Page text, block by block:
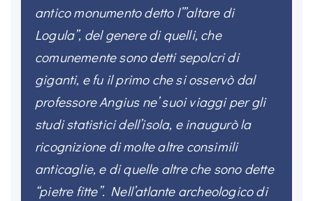
antico monumento detto l’”altare di
Logula”, del genere di quelli, che
comunemente sono detti sepolcri di
giganti, e fu il primo che si osservò dal
professore Angius ne’ suoi viaggi per gli
studi statistici dell’isola, e inaugurò la
ricognizione di molte altre consimili
anticaglie, e di quelle altre che sono dette
“pietre fitte”. Nell’atlante archeologico di